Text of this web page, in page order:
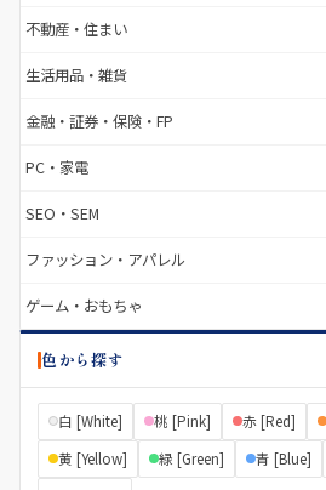
不動産・住まい
生活用品・雑貨
金融・証券・保険・FP
PC・家電
SEO・SEM
ファッション・アパレル
ゲーム・おもちゃ
色から探す
白 [White] 桃 [Pink] 赤 [Red]
黄 [Yellow]
緑 [Green] 青 [Blue]